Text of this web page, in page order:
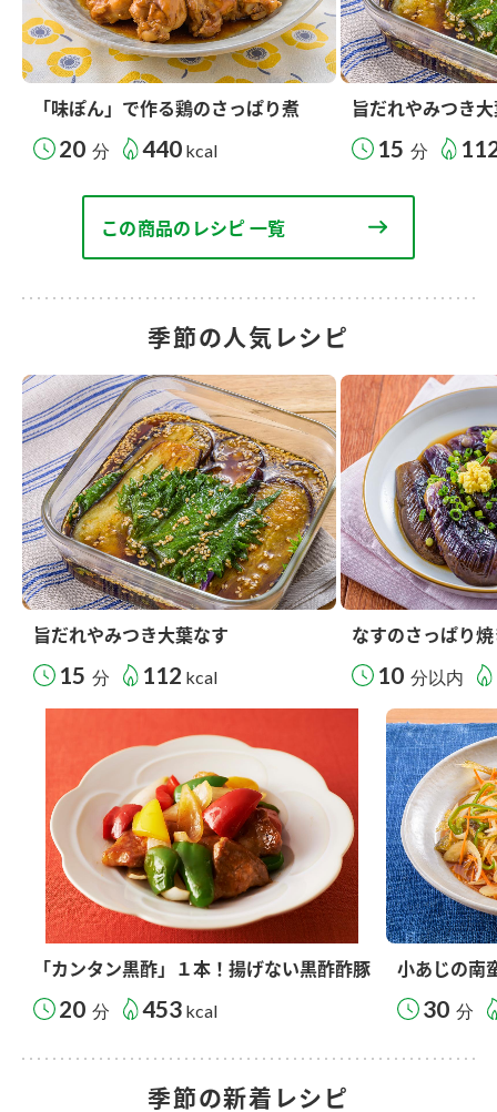
「味ぽん」で作る鶏のさっぱり煮
20 分 440 kcal
旨だれやみつき
15 分
この商品のレシピ 一覧
季節の人気レシピ
旨だれやみつき大葉なす
15 分 112 kcal
なすのさっぱり
10 分以内
「カンタン黒酢」１本！揚げない黒酢酢豚
20 分 453 kcal
小あじの南
30 分
季節の新着レシピ